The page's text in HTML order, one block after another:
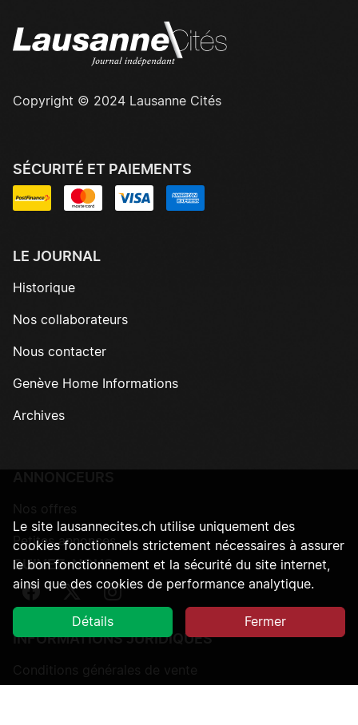
Copyright © 2024 Lausanne Cités
SÉCURITÉ ET PAIEMENTS
LE JOURNAL
Historique
Nos collaborateurs
Nous contacter
Genève Home Informations
Archives
Petites annonces
SUIVEZ-NOUS
Suivez-nous sur Facebook
Suivez-nous sur Twitter
Suivez-nous sur Instagram
INFORMATIONS JURIDIQUES
Le site lausannecites.ch utilise uniquement des
cookies fonctionnels strictement nécessaires à assurer
le bon fonctionnement et la sécurité du site internet,
ainsi que des cookies de performance analytique.
Détails Fermer